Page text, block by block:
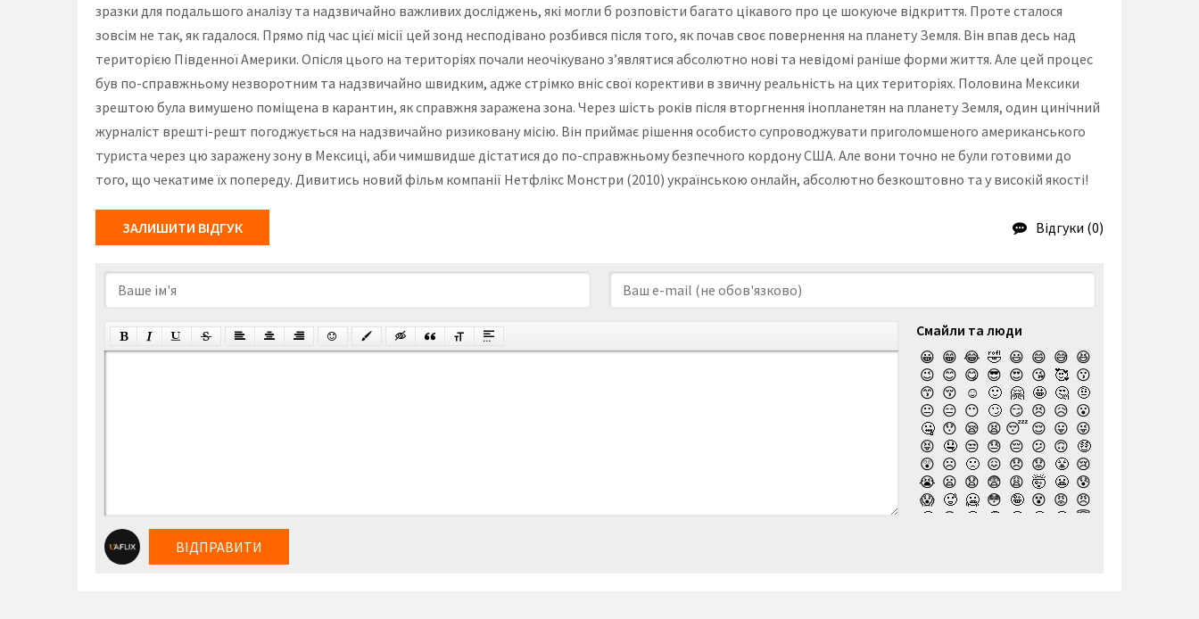
зразки для подальшого аналізу та надзвичайно важливих досліджень, які могли б розповісти багато цікавого про це шокуюче відкриття. Проте сталося
зовсім не так, як гадалося. Прямо під час цієї місії цей зонд несподівано розбився після того, як почав своє повернення на планету Земля. Він впав десь над
територією Південної Америки. Опісля цього на територіях почали неочікувано з’являтися абсолютно нові та невідомі раніше форми життя. Але цей процес
був по-справжньому незворотним та надзвичайно швидким, адже стрімко вніс свої корективи в звичну реальність на цих територіях. Половина Мексики
зрештою була вимушено поміщена в карантин, як справжня заражена зона. Через шість років після вторгнення інопланетян на планету Земля, один цинічний
журналіст врешті-решт погоджується на надзвичайно ризиковану місію. Він приймає рішення особисто супроводжувати приголомшеного американського
туриста через цю заражену зону в Мексиці, аби чимшвидше дістатися до по-справжньому безпечного кордону США. Але вони точно не були готовими до
того, що чекатиме їх попереду. Дивитись новий фільм компанії Нетфлікс Монстри (2010) українською онлайн, абсолютно безкоштовно та у високій якості!
ЗАЛИШИТИ ВІДГУК Відгуки (0)
Смайли та люди
😀 😁 😂 🤣 😃 😄 😅 😆
😉 😊 😋 😎 😍 😘 🥰 😗
😙 😚 ☺️ 🙂 🤗 🤩 🤔 🤨
😐 😑 😶 🙄 😏 😣 😥 😮
🤐 😯 😪 😫 😴 😌 😛 😜
😝 🤤 😒 😓 😔 😕 🙃 🤑
😲 ☹️ 🙁 😖 😞 😟 😤 😢
😭 😦 😧 😨 😩 🤯 😬 😰
😱 🥵 🥶 😳 🤪 😵 😡 😠
🤬
😷 🤒 🤕 🤢 🤮 🤧 😇
ВІДПРАВИТИ